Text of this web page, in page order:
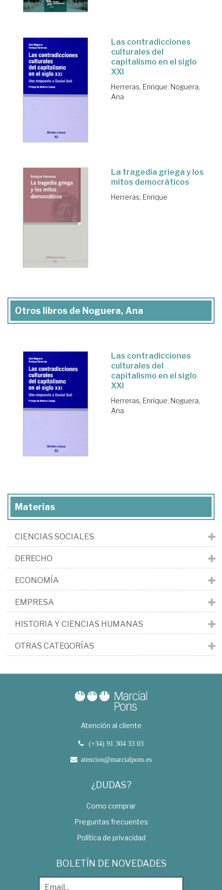
Las contradicciones
culturales del
capitalismo en el siglo
XXI
Herreras, Enrique; Noguera,
Ana
La tragedia griega y los
mitos democráticos
Herreras, Enrique
Otros libros de Noguera, Ana
Las contradicciones
culturales del
capitalismo en el siglo
XXI
Herreras, Enrique; Noguera,
Ana
Materias
CIENCIAS SOCIALES
DERECHO
ECONOMÍA
EMPRESA
HISTORIA Y CIENCIAS HUMANAS
OTRAS CATEGORÍAS
Atención al cliente
(+34) 91 304 33 03
atencion@marcialpons.es
¿DUDAS?
Como comprar
Preguntas frecuentes
Política de privacidad
BOLETÍN DE NOVEDADES